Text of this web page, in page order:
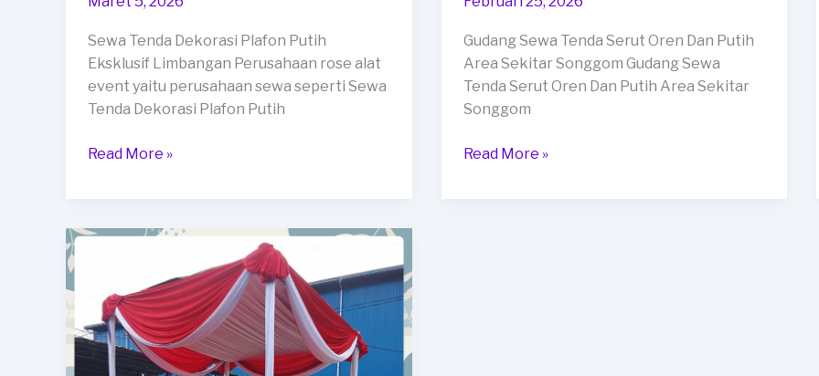
Sewa Tenda Dekorasi Plafon Putih
Eksklusif Limbangan Perusahaan rose alat
event yaitu perusahaan sewa seperti Sewa
Tenda Dekorasi Plafon Putih
Sewa
Limbangan
Read More »
Gudang Sewa Tenda Serut Oren Dan Putih
Area Sekitar Songgom Gudang Sewa
Tenda Serut Oren Dan Putih Area Sekitar
Songgom
Gudang
Read More »